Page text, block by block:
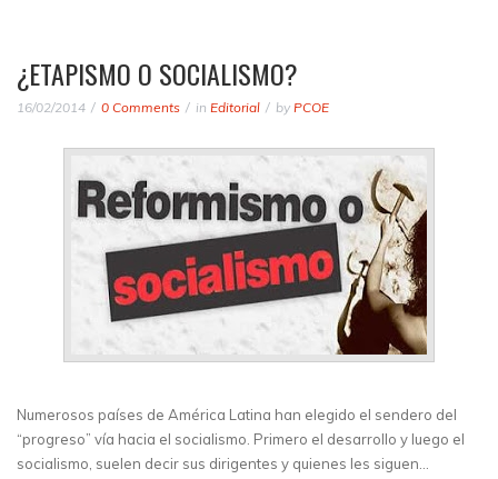
¿ETAPISMO O SOCIALISMO?
16/02/2014 0 Comments in Editorial by PCOE
Numerosos países de América Latina han elegido el sendero del
“progreso” vía hacia el socialismo. Primero el desarrollo y luego el
socialismo, suelen decir sus dirigentes y quienes les siguen…